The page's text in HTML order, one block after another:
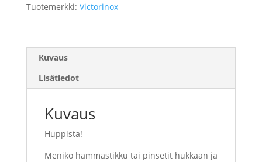
Tuotemerkki: Victorinox
Kuvaus
Lisätiedot
Kuvaus
Huppista!
Menikö hammastikku tai pinsetit hukkaan ja